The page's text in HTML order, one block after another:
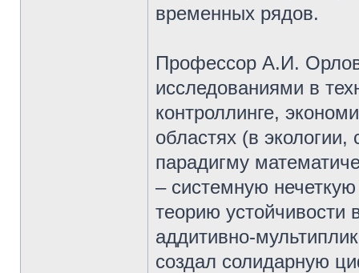
временных рядов.
Профессор А.И.
исследованиями в
контроллинге,
областях (в
парадигму
– системную
теорию устойчивости
аддитивно-
создал солидарную